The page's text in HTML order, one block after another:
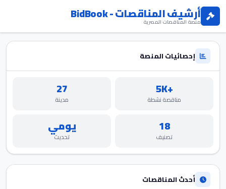
أرشيف المناقصات - BidBook
منصة المناقصات المصرية
إحصائيات المنصة
+5K
مناقصة نشطة
27
مدينة
18
تصنيف
يومي
تحديث
أحدث المناقصات